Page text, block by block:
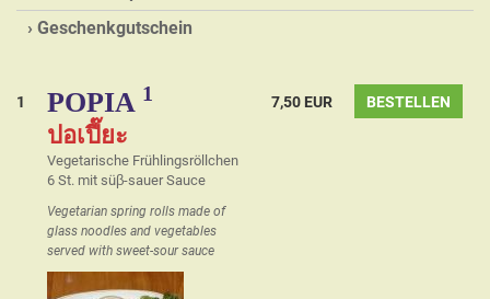
Geschenkgutschein
1 POPIA 1
ปอเปี๊ยะ
Vegetarische Frühlingsröllchen
6 St. mit süβ-sauer Sauce
Vegetarian spring rolls made of
glass noodles and vegetables
served with sweet-sour sauce
7,50 EUR BESTELLEN